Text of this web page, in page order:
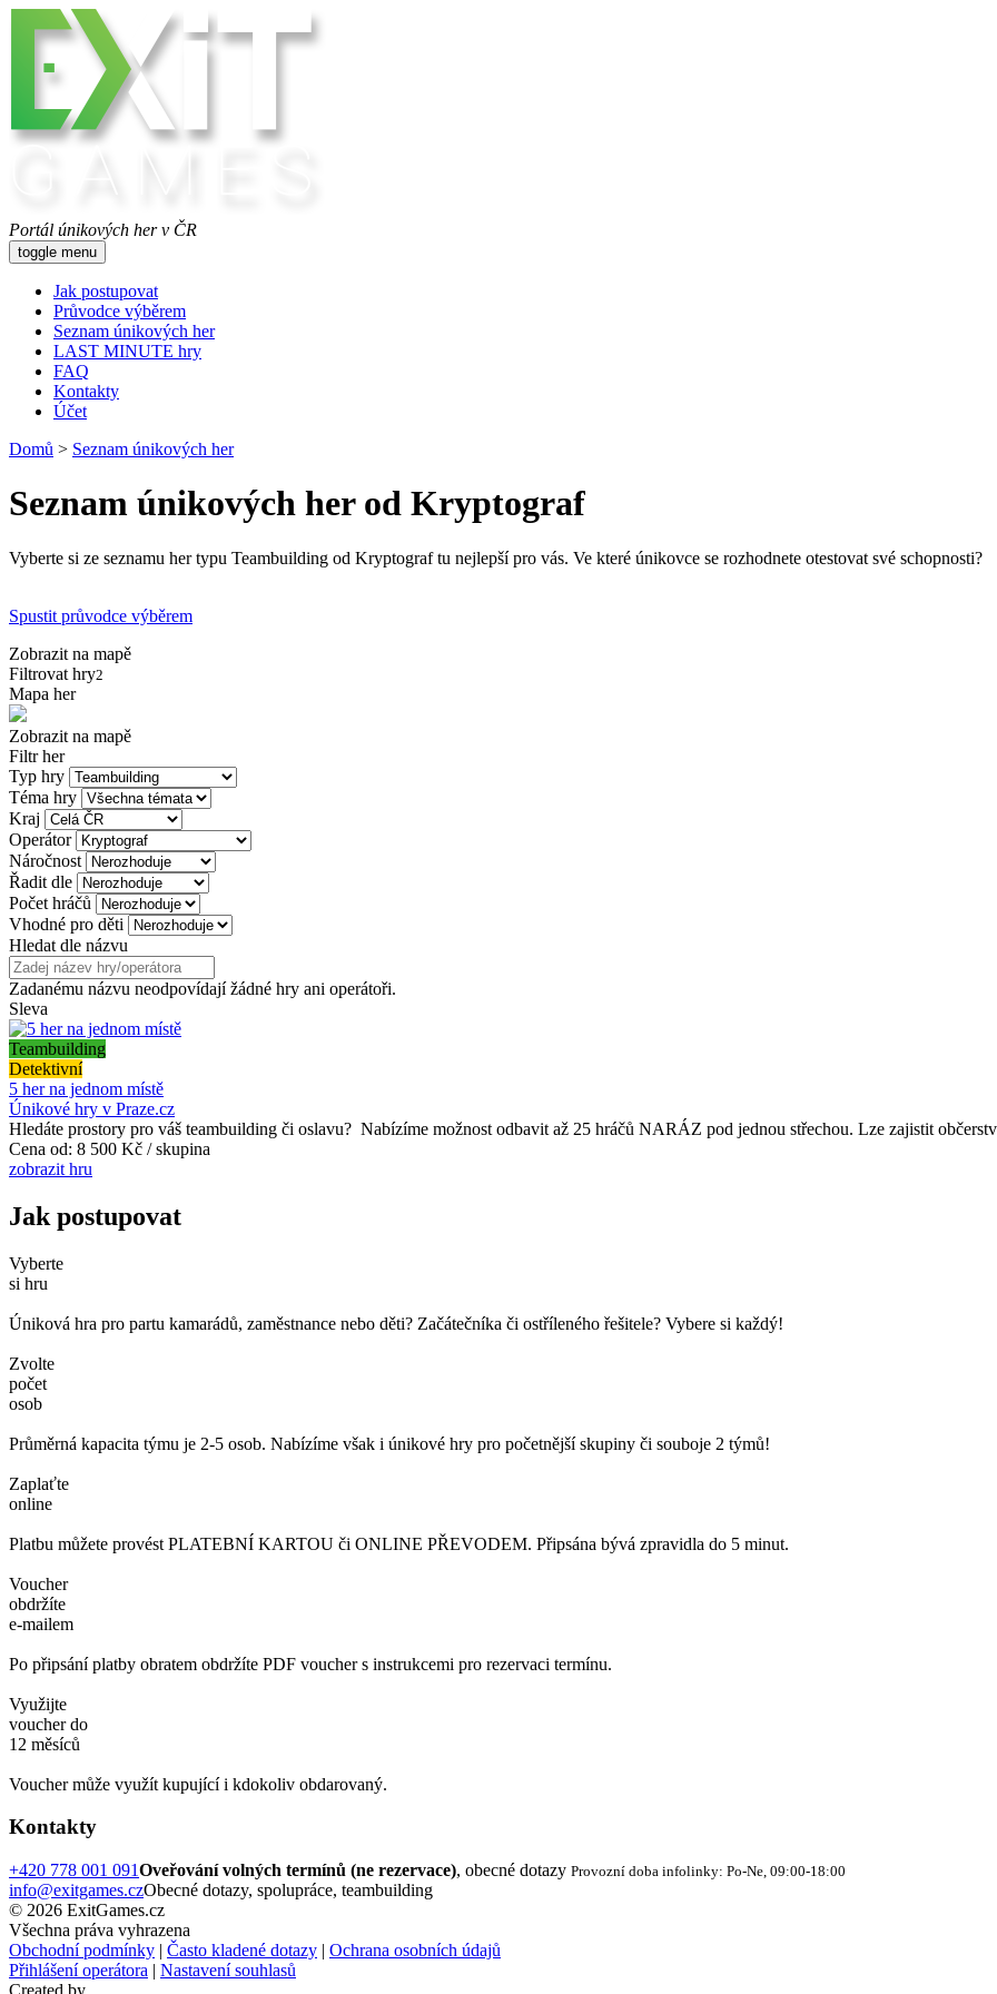
Portál únikových her v ČR
toggle menu
Jak postupovat
Průvodce výběrem
Seznam únikových her
LAST MINUTE hry
FAQ
Kontakty
Účet
Domů > Seznam únikových her
Seznam únikových her od Kryptograf
Vyberte si ze seznamu her typu Teambuilding od Kryptograf tu nejlepší pro vás. Ve které únikovce se rozhodnete otestovat své schopnosti?
Spustit průvodce výběrem
Zobrazit na mapě
Filtrovat hry2
Mapa her
Zobrazit na mapě
Filtr her
Typ hry
Téma hry
Kraj
Operátor
Náročnost
Řadit dle
Počet hráčů
Vhodné pro děti
Hledat dle názvu
Zadanému názvu neodpovídají žádné hry ani operátoři.
Sleva
Teambuilding
Detektivní
5 her na jednom místě
Únikové hry v Praze.cz
Hledáte prostory pro váš teambuilding či oslavu? Nabízíme možnost odbavit až 25 hráčů NARÁZ pod jednou střechou. Lze zajistit
Cena od: 8 500 Kč / skupina
zobrazit hru
Jak postupovat
Vyberte
si hru
Úniková hra pro partu kamarádů, zaměstnance nebo děti? Začátečníka či ostříleného řešitele? Vybere si každý!
Zvolte
počet
osob
Průměrná kapacita týmu je 2-5 osob. Nabízíme však i únikové hry pro početnější skupiny či souboje 2 týmů!
Zaplaťte
online
Platbu můžete provést PLATEBNÍ KARTOU či ONLINE PŘEVODEM. Připsána bývá zpravidla do 5 minut.
Voucher
obdržíte
e-mailem
Po připsání platby obratem obdržíte PDF voucher s instrukcemi pro rezervaci termínu.
Využijte
voucher do
12 měsíců
Voucher může využít kupující i kdokoliv obdarovaný.
Kontakty
+420 778 001 091Oveřování volných termínů (ne rezervace), obecné dotazy Provozní doba infolinky: Po-Ne, 09:00-18:00
info@exitgames.czObecné dotazy, spolupráce, teambuilding
© 2026 ExitGames.cz
Všechna práva vyhrazena
Obchodní podmínky | Často kladené dotazy | Ochrana osobních údajů
Přihlášení operátora | Nastavení souhlasů